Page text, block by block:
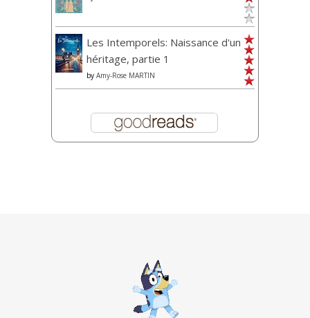
Les Intemporels: Naissance d'un
héritage, partie 1
by Amy-Rose MARTIN